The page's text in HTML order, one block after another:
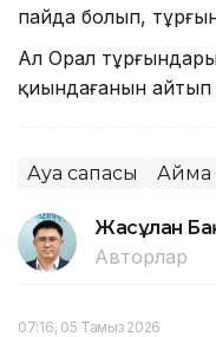
пайда болып,
Ал Орал
қиындағанын
Ауа сапасы Аймақ
Жасұлан
Авторлар
07:16, 05 Тамыз 2026